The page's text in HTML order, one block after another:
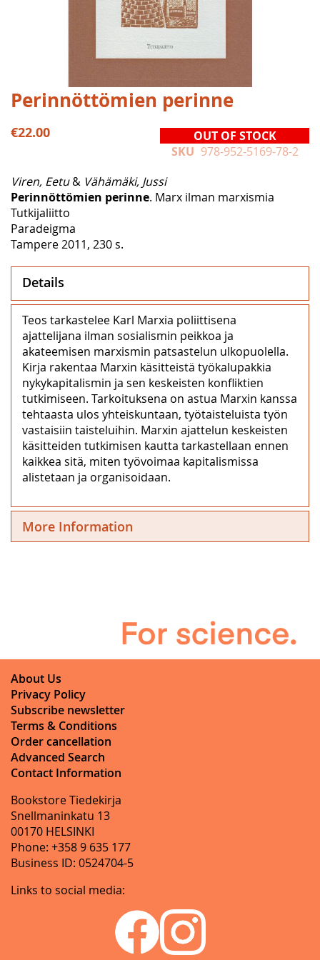
Skip
to
the
beginning
images
gallery
Perinnöttömien perinne
€22.00
OUT OF STOCK
SKU 978-952-5169-78-2
Viren, Eetu& Vähämäki, Jussi
Perinnöttömien perinne. Marx ilman marxismia
Tutkijaliitto
Paradeigma
Tampere 2011, 230 s.
Details
Teos tarkastelee Karl Marxia poliittisena
ajattelijana ilman sosialismin peikkoa ja
akateemisen marxismin patsastelun ulkopuolella.
Kirja rakentaa Marxin käsitteistä työkalupakkia
nykykapitalismin ja sen keskeisten konfliktien
tutkimiseen. Tarkoituksena on astua Marxin kanssa
tehtaasta ulos yhteiskuntaan, työtaisteluista työn
vastaisiin taisteluihin. Marxin ajattelun keskeisten
käsitteiden tutkimisen kautta tarkastellaan ennen
kaikkea sitä, miten työvoimaa kapitalismissa
alistetaan ja organisoidaan.
More Information
About Us
Privacy Policy
Subscribe newsletter
Terms & Conditions
Order cancellation
Advanced Search
Contact Information
Bookstore Tiedekirja
Snellmaninkatu 13
00170 HELSINKI
Phone: +358 9 635 177
Business ID: 0524704-5
Links to social media: